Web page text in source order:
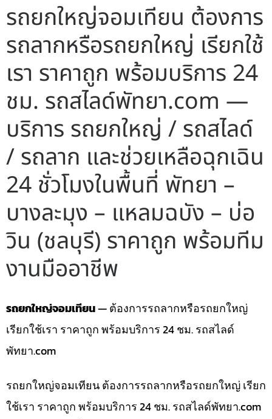
รถยกใหญ่จอมเทียน ต้องการ
รถลากหรือรถยกใหญ่ เรียกใช้
เรา ราคาถูก พร้อมบริการ 24
ชม. รถสไลด์พัทยา.com —
บริการ รถยกใหญ่ / รถสไลด์
/ รถลาก และช่วยเหลือฉุกเฉิน
24 ชั่วโมงในพื้นที่ พัทยา –
บางละมุง – แหลมฉบัง – บ่อ
วิน (ชลบุรี) ราคาถูก พร้อมทีม
งานมืออาชีพ
รถยกใหญ่จอมเทียน— ต้องการรถลากหรือรถยกใหญ่
เรียกใช้เรา ราคาถูก พร้อมบริการ 24 ชม. รถสไลด์
พัทยา.com
รถยกใหญ่จอมเทียน ต้องการรถลากหรือรถยกใหญ่ เรียก
ใช้เรา ราคาถูก พร้อมบริการ 24 ชม. รถสไลด์พัทยา.com